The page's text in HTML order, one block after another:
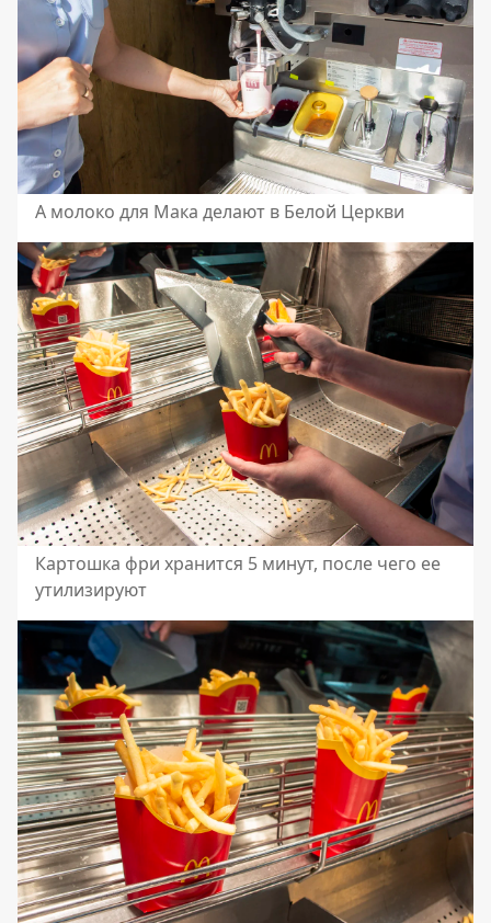
А молоко для Мака делают в Белой Церкви
Картошка фри хранится 5 минут, после чего ее
утилизируют